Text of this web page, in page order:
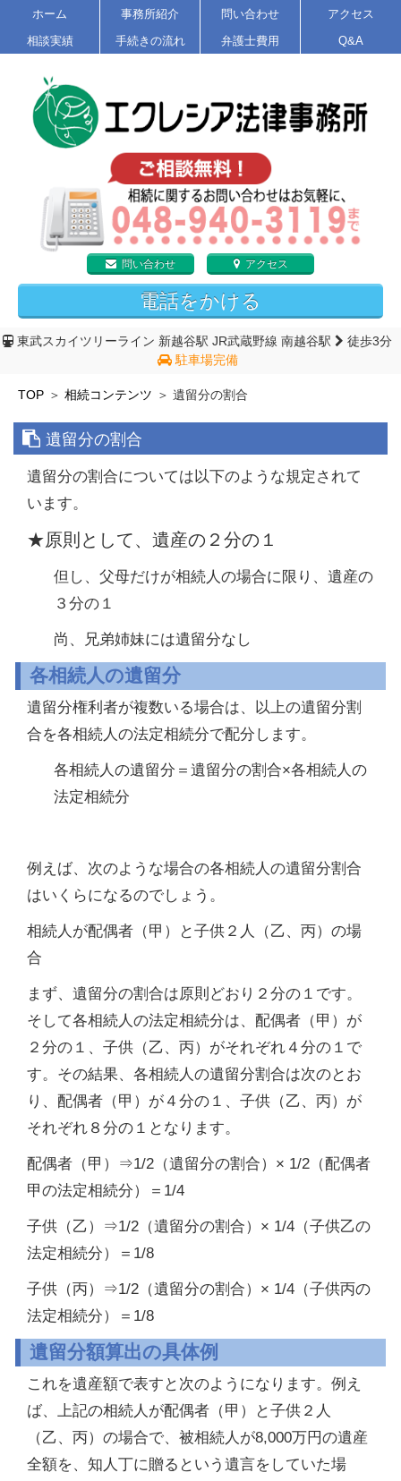
ホーム 事務所紹介 問い合わせ
アクセス
相談実績
手続きの流れ 弁護士費用 Q&A
問い合わせ アクセス
電話をかける
東武スカイツリーライン 新越谷駅 JR武蔵野線 南越谷駅
徒歩3分
駐車場完備
TOP 相続コンテンツ 遺留分の割合
遺留分の割合
遺留分の割合については以下のような規定されて
います。
★原則として、遺産の２分の１
但し、父母だけが相続人の場合に限り、遺産の
３分の１
尚、兄弟姉妹には遺留分なし
各相続人の遺留分
遺留分権利者が複数いる場合は、以上の遺留分割
合を各相続人の法定相続分で配分します。
各相続人の遺留分＝遺留分の割合×各相続人の
法定相続分
例えば、次のような場合の各相続人の遺留分割合
はいくらになるのでしょう。
相続人が配偶者（甲）と子供２人（乙、丙）の場
合
まず、遺留分の割合は原則どおり２分の１です。
そして各相続人の法定相続分は、配偶者（甲）が
２分の１、子供（乙、丙）がそれぞれ４分の１で
す。その結果、各相続人の遺留分割合は次のとお
り、配偶者（甲）が４分の１、子供（乙、丙）が
それぞれ８分の１となります。
配偶者（甲）⇒1/2（遺留分の割合）× 1/2（配偶者
甲の法定相続分）＝1/4
子供（乙）⇒1/2（遺留分の割合）× 1/4（子供乙の
法定相続分）＝1/8
子供（丙）⇒1/2（遺留分の割合）× 1/4（子供丙の
法定相続分）＝1/8
遺留分額算出の具体例
これを遺産額で表すと次のようになります。例え
ば、上記の相続人が配偶者（甲）と子供２人
（乙、丙）の場合で、被相続人が8,000万円の遺産
全額を、知人丁に贈るという遺言をしていた場